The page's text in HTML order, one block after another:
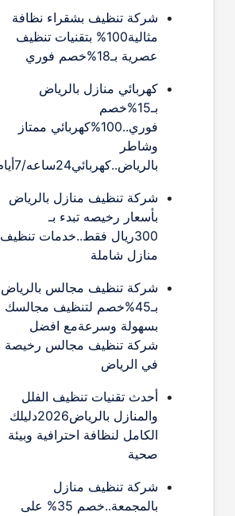
شركة تنظيف بشقراء نظافة
مثالية100% بتقنيات تنظيف
عصرية بـ18%خصم فوري
كهربائي منازل بالرياض
بـ15%خصم
فوري..100%كهربائي ممتاز
وشاطر
بالرياض..كهربائي24ساعه/7أيام
شركة تنظيف منازل بالرياض
بأسعار رخيصه تبدء بـ
300ريال فقط..خدمات تنظيف
منازل شاملة
شركة تنظيف مجالس بالرياض
بـ45%خصم لتنظيف مجالسك
بسهولة وسرعةمع افضل
شركة تنظيف مجالس رخيصة
في الرياض
أحدث تقنيات تنظيف الفلل
والمنازل بالرياض2026دليلك
الكامل لنظافة احترافية وبيئة
صحية
شركة تنظيف منازل
بالمجمعة..خصم 35% على